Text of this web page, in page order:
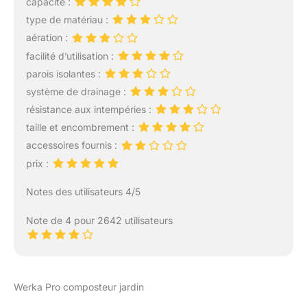
noire et verte, ce qui
une température plus
élevée rapidement à
l’intérieur. De plus, des
trous d'air à la surface du
composteur peuvent
permettre à l'air de
propice à une
etre monté en seulement
type de matériau :
aération :
facilité d’utilisation :
parois isolantes :
système de drainage :
résistance aux intempéries :
taille et encombrement :
accessoires fournis :
prix :
Notes des utilisateurs 4/5
Note de 4 pour 2642 utilisateurs
Werka Pro composteur jardin